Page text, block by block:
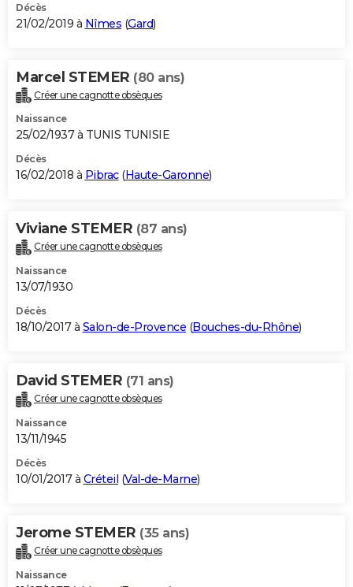
Décès
21/02/2019 à Nîmes (Gard)
Marcel STEMER (80 ans)
Créer une cagnotte obsèques
Naissance
25/02/1937 à TUNIS TUNISIE
Décès
16/02/2018 à Pibrac(Haute-Garonne)
Viviane STEMER (87 ans)
Créer une cagnotte obsèques
Naissance
13/07/1930
Décès
18/10/2017 à Salon-de-Provence (Bouches-du-Rhône)
David STEMER (71 ans)
Créer une cagnotte obsèques
Naissance
13/11/1945
Décès
10/01/2017 à Créteil (Val-de-Marne)
Jerome STEMER (35 ans)
Créer une cagnotte obsèques
Naissance